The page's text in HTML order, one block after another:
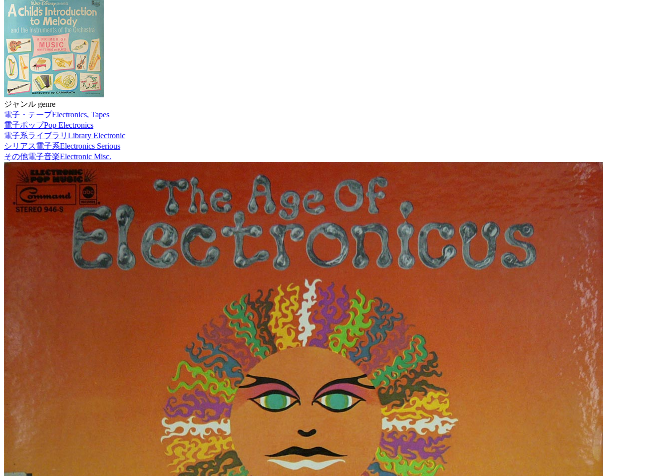
ジャンル genre
電子・テープElectronics, Tapes
電子ポップPop Electronics
電子系ライブラリ Library Electronic
シリアス電子系Electronics Serious
その他電子音楽Electronic Misc.